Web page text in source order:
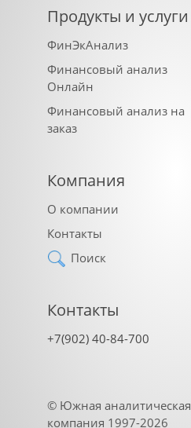
Продукты и услуги
ФинЭкАнализ
Финансовый анализ
Онлайн
Финансовый анализ на
заказ
Компания
О компании
Контакты
Поиск
Контакты
+7(902) 40-84-700
© Южная аналитическая
компания 1997-2026